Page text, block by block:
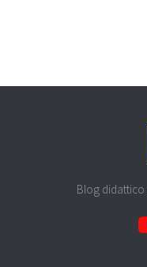
Blog didattico